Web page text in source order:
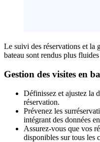
Le suivi des réservations et la
bateau sont rendus plus
Gestion des visites en
Définissez et ajustez la
réservation.
Prévenez les
intégrant des données
Assurez-vous que vos
disponibles sur tous les